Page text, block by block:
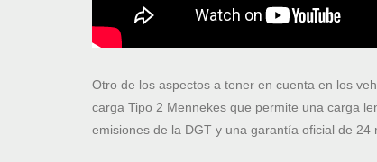
Otro de los aspectos a tener en cuenta en los
carga Tipo 2 Mennekes que permite una carga
emisiones de la DGT y una garantía oficial de 24